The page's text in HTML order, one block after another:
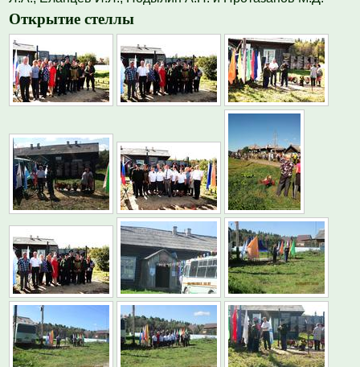
Открытие стеллы